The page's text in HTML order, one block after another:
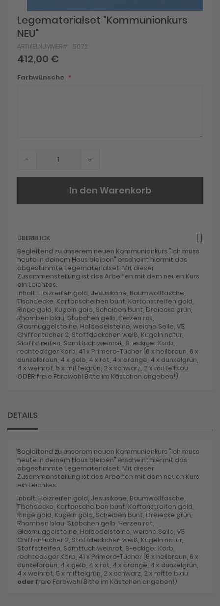
Skip
to
the
beginning
of
the
gallery
Legematerialset "Kommunionkurs
NEU"
ARTIKELNUMMER 5072
412,00 €
Farbwünsche
- +
In den Warenkorb
ÜBERBLICK
Begleitend zu unserem neuen Kommunionkurs "Ich muss
heute in deinem Haus bleiben" erscheint hiermit das
abgestimmte Legematerialset. Mit dieser
Zusammenstellung ist das Arbeiten mit dem neuen Kurs
ein Leichtes.
Inhalt: Holzreifen gold, Jesusikone, Baumwolltasche,
Tischdecke, Kartonscheiben bunt, Kartonstreifen gold,
Ringe gold, Kugeln gold, Scheiben bunt, Dreiecke grün,
Rhomben blau, Stäbchen gelb, Herzen rot,
Glasmuggelsteine, Halbedelsteine, weiche Seile, VE
Chiffontücher 2, Stoffdeckchen weiß, Kugeln natur,
Stoffstreifen, Samttuch weinrot, 8-eckiger Korb,
rechteckiger Korb, 41 x Primero-Tücher (6 x hellbraun, 6 x
dunkelbraun, 4 x gelb, 4 x rot, 4 x orange, 4 x dunkelgrün,
4 x weinrot, 5 x mittelgrün, 2 x schwarz, 2 x mittelblau
ODER freie Farbwahl Bitte im Kästchen angeben!)
DETAILS
Begleitend zu unserem neuen Kommunionkurs "Ich muss
heute in deinem Haus bleiben" erscheint hiermit das
abgestimmte Legematerialset. Mit dieser
Zusammenstellung ist das Arbeiten mit dem neuen Kurs
ein Leichtes.
Inhalt: Holzreifen gold, Jesusikone, Baumwolltasche,
Tischdecke, Kartonscheiben bunt, Kartonstreifen gold,
Ringe gold, Kugeln gold, Scheiben bunt, Dreiecke grün,
Rhomben blau, Stäbchen gelb, Herzen rot,
Glasmuggelsteine, Halbedelsteine, weiche Seile, VE
Chiffontücher 2, Stoffdeckchen weiß, Kugeln natur,
Stoffstreifen, Samttuch weinrot, 8-eckiger Korb,
rechteckiger Korb, 41 x Primero-Tücher (6 x hellbraun, 6 x
dunkelbraun, 4 x gelb, 4 x rot, 4 x orange, 4 x dunkelgrün,
4 x weinrot, 5 x mittelgrün, 2 x schwarz, 2 x mittelblau
oder freie Farbwahl Bitte im Kästchen angeben!)